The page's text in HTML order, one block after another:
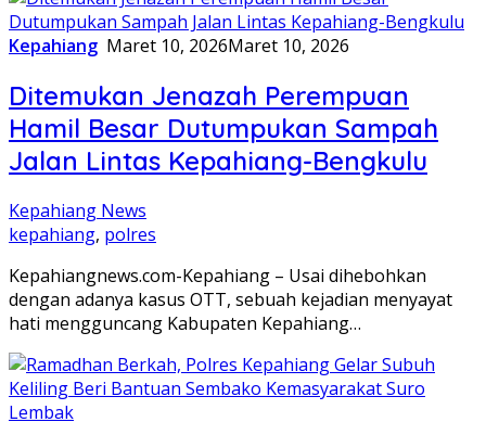
Kepahiang Maret 10, 2026Maret 10, 2026
Ditemukan Jenazah Perempuan
Hamil Besar Dutumpukan Sampah
Jalan Lintas Kepahiang-Bengkulu
Kepahiang News
kepahiang, polres
Kepahiangnews.com-Kepahiang – Usai dihebohkan
dengan adanya kasus OTT, sebuah kejadian menyayat
hati mengguncang Kabupaten Kepahiang…